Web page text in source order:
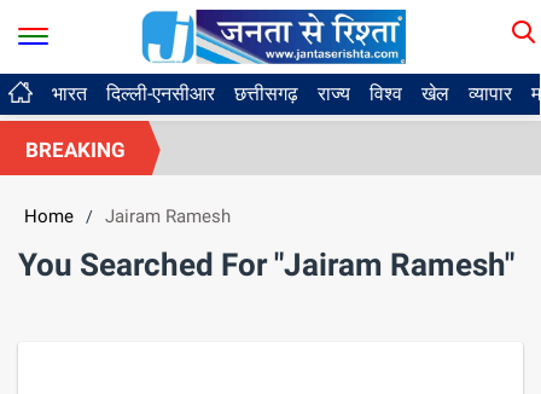
भारत दिल्ली-एनसीआर छत्तीसगढ़ राज्य विश्व खेल व्यापार
BREAKING
Home / Jairam Ramesh
You Searched For "Jairam Ramesh"